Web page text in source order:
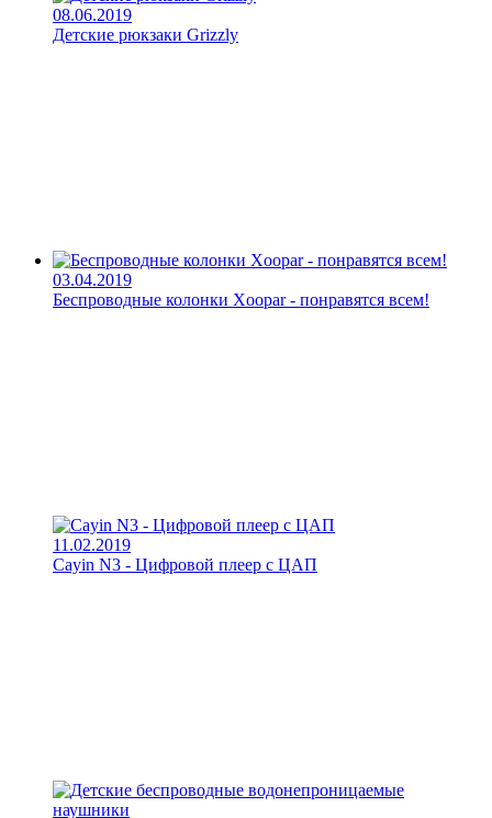
08.06.2019
Детские рюкзаки Grizzly
03.04.2019
Беспроводные колонки Xoopar - понравятся всем!
11.02.2019
Cayin N3 - Цифровой плеер с ЦАП